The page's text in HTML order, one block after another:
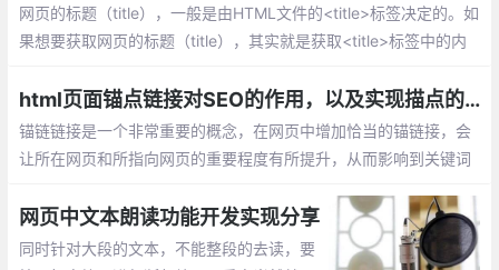
网页的标题（title），一般是由HTML文件的<title>标签决定的。如
果想要获取网页的标题（title），其实就是获取<title>标签中的内
帮助。
html页面锚点链接对SEO的作用，以及实现描点的三种方式
锚链链接是一个非常重要的概念，在网页中增加恰当的锚链接，会
让所在网页和所指向网页的重要程度有所提升，从而影响到关键词
网页中文本朗读功能开发实现分享
同时针对大段的文本，不能整段的去读，要